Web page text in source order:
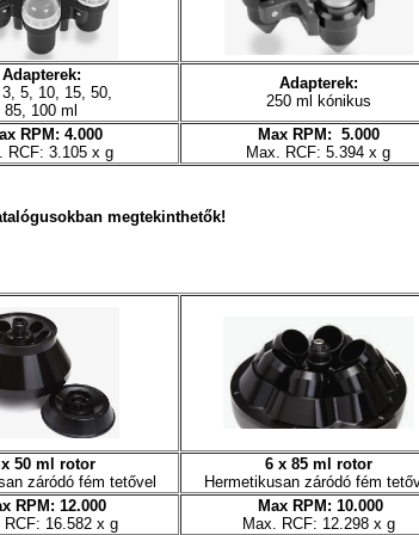
Adapterek:
5, 10, 15, 50,
85, 100 ml
Adapterek:
250 ml kónikus
RPM: 4.000
RCF: 3.105 x g
Max RPM: 5.000
Max. RCF: 5.394 x g
megtekinthetők!
50 ml rotor
záródó fém tetővel
6 x 85 ml rotor
Hermetikusan záródó fém
RPM: 12.000
RCF: 16.582 x g
Max RPM: 10.000
Max. RCF: 12.298 x g